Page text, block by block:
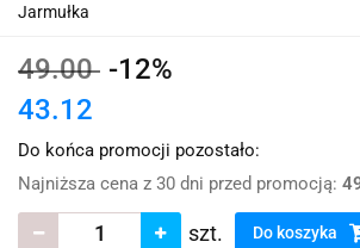
Jarmułka
49.00 -12%
43.12
Do końca promocji pozostało:
Najniższa cena z 30 dni przed promocją:
szt. Do koszyka